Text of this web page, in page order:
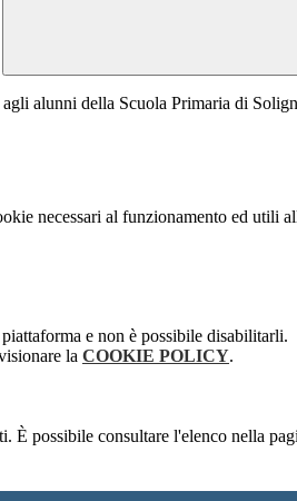
alunni della Scuola Primaria di
necessari al funzionamento ed utili
e non è possibile disabilitarli.
la COOKIE POLICY.
È possibile consultare l'elenco nella